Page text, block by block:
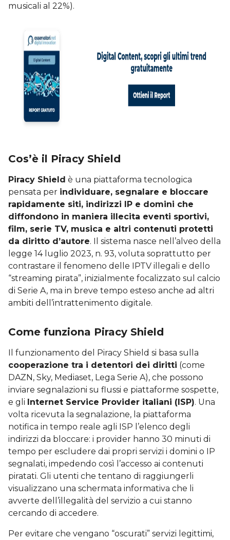
musicali al 22%).
Cos’è il Piracy Shield
Piracy Shield è una piattaforma tecnologica
pensata per individuare, segnalare e bloccare
rapidamente siti, indirizzi IP e domini che
diffondono in maniera illecita eventi sportivi,
film, serie TV, musica e altri contenuti protetti
da diritto d’autore. Il sistema nasce nell’alveo della
legge 14 luglio 2023, n. 93, voluta soprattutto per
contrastare il fenomeno delle IPTV illegali e dello
“streaming pirata”, inizialmente focalizzato sul calcio
di Serie A, ma in breve tempo esteso anche ad altri
ambiti dell’intrattenimento digitale.
Come funziona Piracy Shield
Il funzionamento del Piracy Shield si basa sulla
cooperazione tra i detentori dei diritti (come
DAZN, Sky, Mediaset, Lega Serie A), che possono
inviare segnalazioni su flussi e piattaforme sospette,
e gli Internet Service Provider italiani (ISP). Una
volta ricevuta la segnalazione, la piattaforma
notifica in tempo reale agli ISP l’elenco degli
indirizzi da bloccare: i provider hanno 30 minuti di
tempo per escludere dai propri servizi i domini o IP
segnalati, impedendo così l’accesso ai contenuti
piratati. Gli utenti che tentano di raggiungerli
visualizzano una schermata informativa che li
avverte dell’illegalità del servizio a cui stanno
cercando di accedere.
Per evitare che vengano “oscurati” servizi legittimi,